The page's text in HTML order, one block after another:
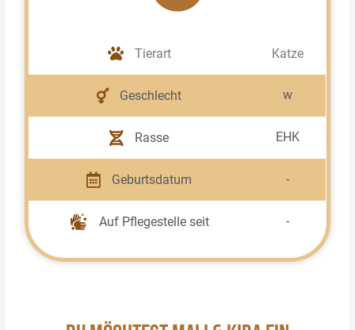
Tierart Katze
Geschlecht w
Rasse EHK
Geburtsdatum -
Auf Pflegestelle seit -